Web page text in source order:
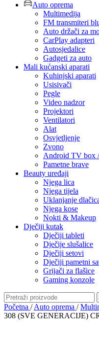
Auto oprema
Multimedija
FM transmiteri
Auto držači za
CarPlay adapteri
Autosjedalice
Gadgeti za auto
Mali kućanski aparati
Kuhinjski aparati
Usisivači
Pegle
Video nadzor
Projektori
Ventilatori
Alat
Osvjetljenje
Zvono
Android TV box
Pametne brave
Beauty uređaji
Njega lica
Njega tijela
Uklanjanje
Njega kose
Nokti & Makeup
Dječiji kutak
Dječiji tableti
Dječije slušalice
Dječiji setovi
Dječiji pametni
Grijači za flašice
Gaming konzole
Početna / Auto oprema /
308 (SVE GENERACIJE)